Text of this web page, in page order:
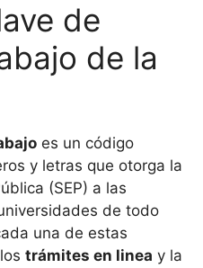
de
de la
es un código
y letras que otorga la
(SEP) a las
de todo
una de estas
trámites en linea y la